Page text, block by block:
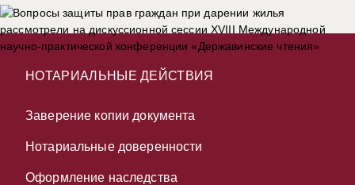
НОТАРИАЛЬНЫЕ ДЕЙСТВИЯ
Заверение копии документа
Нотариальные доверенности
Оформление наследства